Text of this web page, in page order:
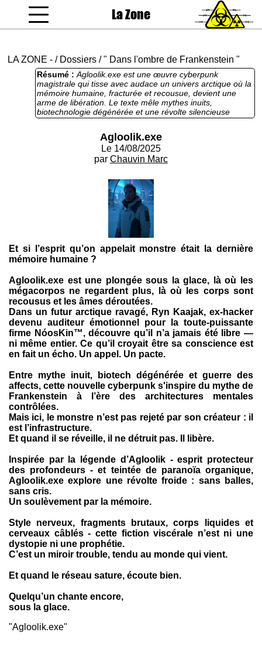
La Zone
LA ZONE - / Dossiers /" Dans l'ombre de Frankenstein "
Résumé : Agloolik.exe est une œuvre cyberpunk
magistrale qui tisse avec audace un univers arctique où la
mémoire humaine, fracturée et recousue, devient une
arme de libération. Le texte mêle mythes inuits,
biotechnologie dégénérée et une révolte silencieuse
portée par une prose poétique et tranchante. L’histoire de
conscience collective, explore avec une profondeur
bouleversante les thèmes de l’identité, de la liberté et de
la douleur partagée, transformant le monstre de
un miroir trouble, un chant sous la glace qui résonne
longtemps après la dernière ligne, invitant à questionner
ce qui fait de nous des humains dans un monde saturé de
Agloolik.exe
Le 14/08/2025
par Chauvin Marc
Et si l’esprit qu’on appelait monstre était la dernière
mémoire humaine ?
Agloolik.exe est une plongée sous la glace, là où les
mégacorpos ne regardent plus, là où les corps sont
recousus et les âmes déroutées.
Dans un futur arctique ravagé, Ryn Kaajak, ex-hacker
devenu auditeur émotionnel pour la toute-puissante
firme NóosKin™, découvre qu’il n’a jamais été libre —
ni même entier. Ce qu’il croyait être sa conscience est
en fait un écho. Un appel. Un pacte.
Entre mythe inuit, biotech dégénérée et guerre des
affects, cette nouvelle cyberpunk s'inspire du mythe de
Frankenstein à l’ère des architectures mentales
contrôlées.
Mais ici, le monstre n’est pas rejeté par son créateur : il
est l’infrastructure.
Et quand il se réveille, il ne détruit pas. Il libère.
Inspirée par la légende d’Agloolik - esprit protecteur
des profondeurs - et teintée de paranoïa organique,
Agloolik.exe explore une révolte froide : sans balles,
sans cris.
Un soulèvement par la mémoire.
Style nerveux, fragments brutaux, corps liquides et
cerveaux câblés - cette fiction viscérale n’est ni une
dystopie ni une prophétie.
C’est un miroir trouble, tendu au monde qui vient.
Et quand le réseau sature, écoute bien.
Quelqu’un chante encore,
sous la glace.
"Agloolik.exe"